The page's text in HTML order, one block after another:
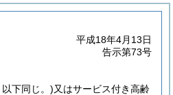
平成18年4月13日
告示第73号
下同じ。)又はサービス付き高齢